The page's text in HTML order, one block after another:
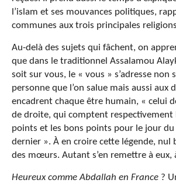
l’islam et ses mouvances politiques,
communes aux trois principales
Au-delà des sujets qui fâchent, on
que dans le traditionnel Assalamou
soit sur vous, le « vous » s’adresse non
personne que l’on salue mais aussi aux
encadrent chaque être humain, « celui
de droite, qui comptent respectivement
points et les bons points pour le jour
dernier ». À en croire cette légende, nul
des mœurs. Autant s’en remettre à eux,
Heureux comme Abdallah en France ?